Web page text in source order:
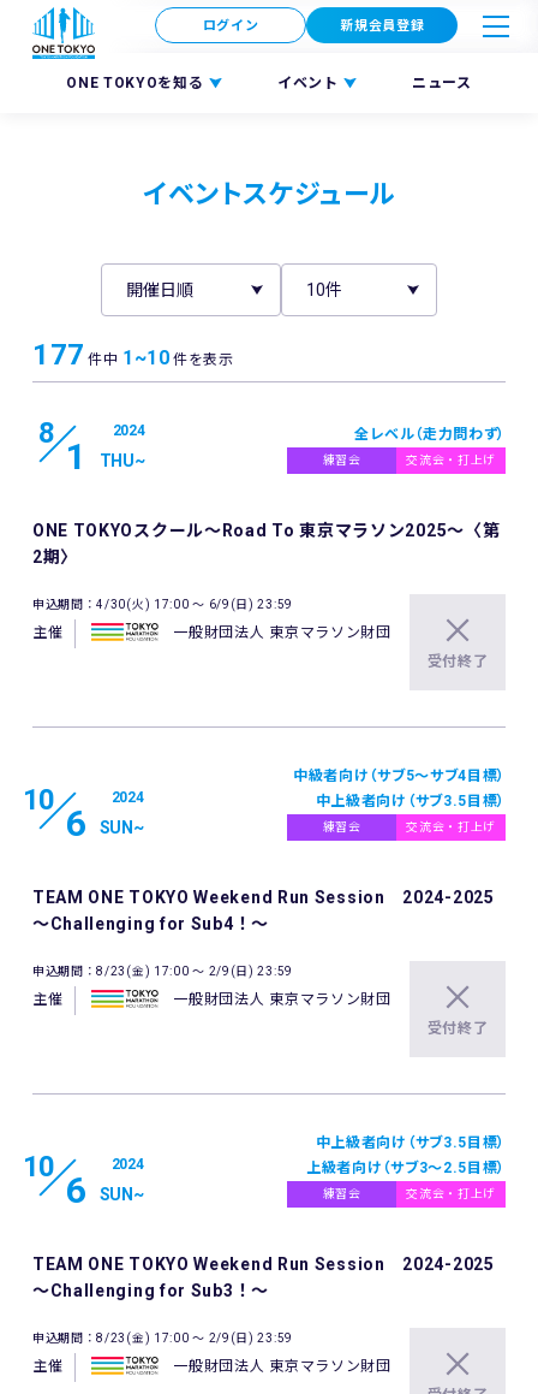
ONE TOKYOを知る イベント ニュース
ログイン 新規会員登録
イベントスケジュール
177 件中 1~10 件を表示
8
1
2024
THU~
全レベル（走力問わず）
練習会 交流会・打上げ
ONE TOKYOスクール〜Road To 東京マラソン2025〜〈第
2期〉
申込期間：4/30(火) 17:00 〜 6/9(日) 23:59
主催
一般財団法人 東京マラソン財団
受付終了
10
6
2024
SUN ~
中級者向け（サブ5〜サブ4目標）
中上級者向け（サブ3.5目標）
練習会 交流会・打上げ
TEAM ONE TOKYO Weekend Run Session 2024-2025
～Challenging for Sub4！～
申込期間：8/23(金) 17:00 〜 2/9(日) 23:59
主催
一般財団法人 東京マラソン財団
受付終了
10
6
2024
SUN ~
中上級者向け（サブ3.5目標）
上級者向け（サブ3～2.5目標）
練習会 交流会・打上げ
TEAM ONE TOKYO Weekend Run Session 2024-2025
～Challenging for Sub3！～
申込期間：8/23(金) 17:00 〜 2/9(日) 23:59
主催
一般財団法人 東京マラソン財団